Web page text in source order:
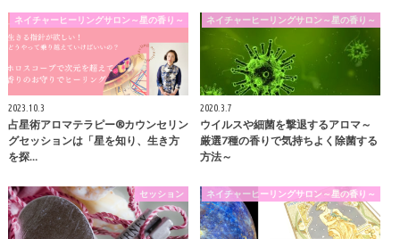
ネイチャーヒーリングサロン～星の香り～
2023.10.3
占星術アロマテラピー®︎カウンセリン
グセッションは「星を知り、生き方
を探…
ネイチャーヒーリングサロン～星の香り～
2020.3.7
ウイルスや細菌を撃退するアロマ～
厳選7種の香りで気持ちよく除菌する
方法～
セッション ネイチャーヒーリングサロン～星の香り～